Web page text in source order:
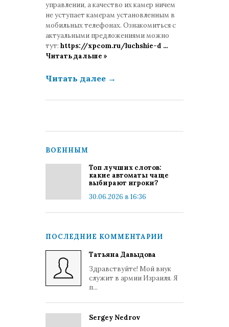
управлении, а качество их камер ничем
не уступает камерам установленным в
мобильных телефонах. Ознакомиться с
актуальными предложениями можно
тут: https://xpcom.ru/luchshie-d ...
Читать дальше »
Читать далее →
ВОЕННЫМ
Топ лучших слотов:
какие автоматы чаще
выбирают игроки?
30.06.2026 в 16:36
ПОСЛЕДНИЕ КОММЕНТАРИИ
Татьяна Давыдова
Здравствуйте! Мой внук
служит в армии Израиля. Я
п...
Sergey Nedrov